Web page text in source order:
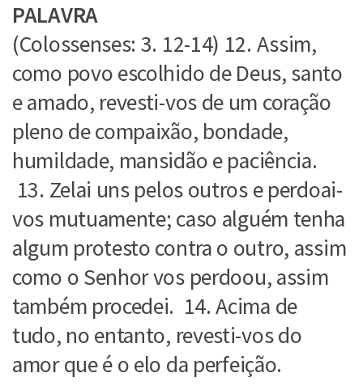
PALAVRA
(Colossenses: 3. 12-14) 12. Assim,
como povo escolhido de Deus, santo
e amado, revesti-vos de um coração
pleno de compaixão, bondade,
humildade, mansidão e paciência.
13. Zelai uns pelos outros e perdoai-
vos mutuamente; caso alguém tenha
algum protesto contra o outro, assim
como o Senhor vos perdoou, assim
também procedei. 14. Acima de
tudo, no entanto, revesti-vos do
amor que é o elo da perfeição.